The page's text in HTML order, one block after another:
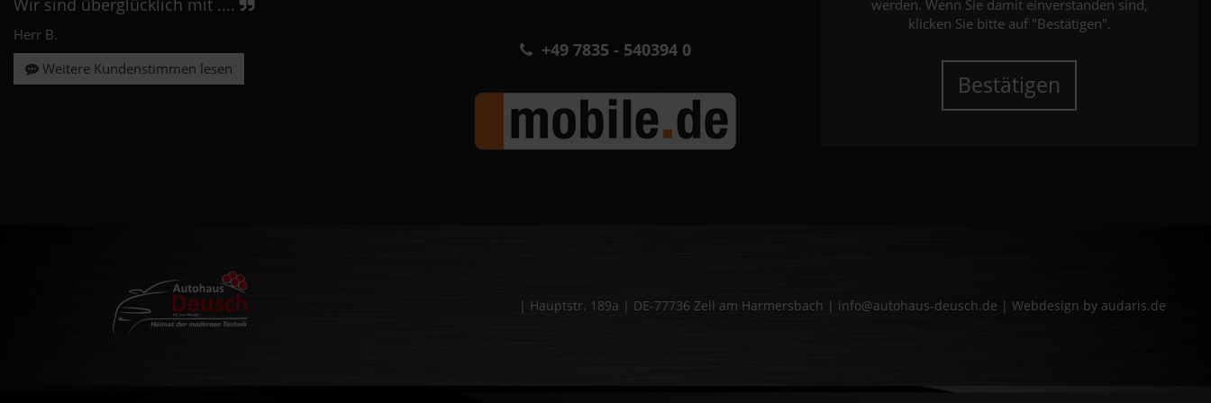
Wir sind überglücklich mit ....
Herr B.
Weitere Kundenstimmen lesen
+49 7835 - 540394 0
werden. Wenn Sie damit einverstanden sind,
klicken Sie bitte auf "Bestätigen".
Bestätigen
| Hauptstr. 189a | DE-77736 Zell am Harmersbach | info@autohaus-deusch.de | Webdesign by audaris.de